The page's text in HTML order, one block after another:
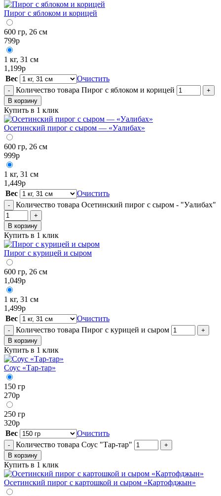
Пирог с яблоком и корицей
600 гр, 26 см
799р
1 кг, 31 см
1,199р
Вес
Очистить
- Количество товара Пирог с яблоком и корицей
+
В корзину
Купить в 1 клик
Осетинский пирог с сыром — «Уалибах»
600 гр, 26 см
999р
1 кг, 31 см
1,449р
Вес
Очистить
- Количество товара Осетинский пирог с сыром - "Уалибах"
+
В корзину
Купить в 1 клик
Пирог с курицей и сыром
600 гр, 26 см
1,049р
1 кг, 31 см
1,499р
Вес
Очистить
- Количество товара Пирог с курицей и сыром
+
В корзину
Купить в 1 клик
Соус «Тар-тар»
150 гр
270р
250 гр
320р
Вес
Очистить
- Количество товара Соус "Тар-тар"
+
В корзину
Купить в 1 клик
Осетинский пирог с картошкой и сыром «Картофджын»